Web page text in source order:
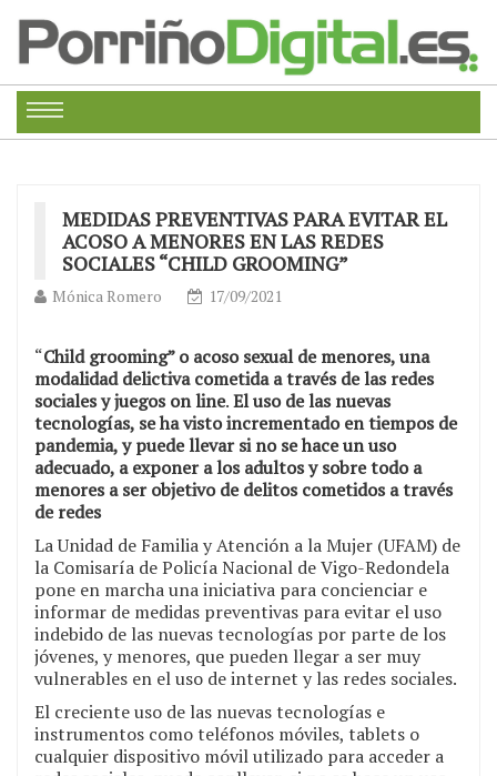
MEDIDAS PREVENTIVAS PARA EVITAR EL
ACOSO A MENORES EN LAS REDES
SOCIALES “CHILD GROOMING”
Mónica Romero 17/09/2021
“Child grooming” o acoso sexual de menores, una
modalidad delictiva cometida a través de las redes
sociales y juegos on line.El uso de las nuevas
tecnologías, se ha visto incrementado en tiempos de
pandemia, y puede llevar si no se hace un uso
adecuado, a exponer a los adultos y sobre todo a
menores a ser objetivo de delitos cometidos a través
de redes
La Unidad de Familia y Atención a la Mujer (UFAM) de
la Comisaría de Policía Nacional de Vigo-Redondela
pone en marcha una iniciativa para concienciar e
informar de medidas preventivas para evitar el uso
indebido de las nuevas tecnologías por parte de los
jóvenes, y menores, que pueden llegar a ser muy
vulnerables en el uso de internet y las redes sociales.
El creciente uso de las nuevas tecnologías e
instrumentos como teléfonos móviles, tablets o
cualquier dispositivo móvil utilizado para acceder a